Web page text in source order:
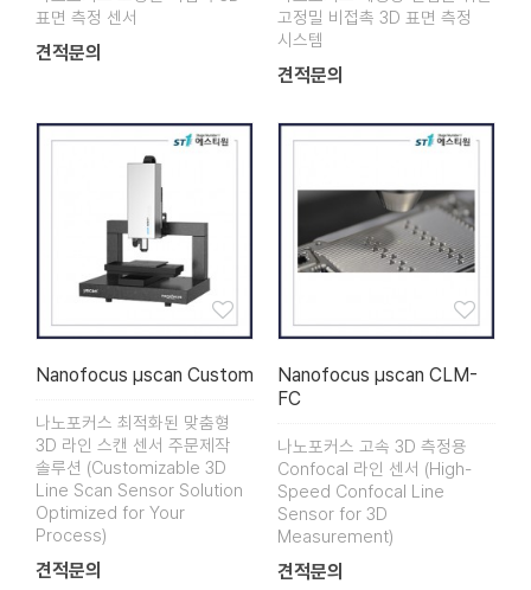
표면 측정 센서
견적문의
고정밀 비접촉 3D 표면 측정
시스템
견적문의
Nanofocus µscan Custom
나노포커스 최적화된 맞춤형
3D 라인 스캔 센서 주문제작
솔루션 (Customizable 3D
Line Scan Sensor Solution
Optimized for Your
Process)
견적문의
Nanofocus µscan CLM-
FC
나노포커스 고속 3D 측정용
Confocal 라인 센서 (High-
Speed Confocal Line
Sensor for 3D
Measurement)
견적문의